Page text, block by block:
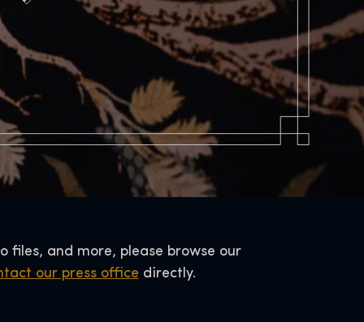
files, and more, please browse our
our press office directly.